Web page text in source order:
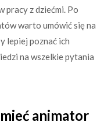
pracy z dziećmi. Po
warto umówić się na
lepiej poznać ich
na wszelkie pytania
animator